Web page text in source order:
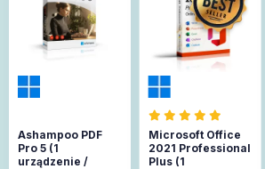
Ashampoo PDF
Pro 5 (1
urządzenie /
Microsoft Office
2021 Professional
Plus (1